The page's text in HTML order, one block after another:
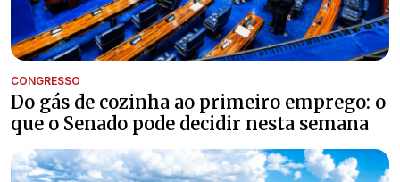
CONGRESSO
Do gás de cozinha ao primeiro emprego: o
que o Senado pode decidir nesta semana